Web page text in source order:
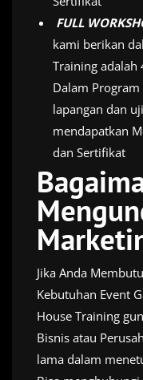
FULL
kami berikan
Training adalah
Dalam
lapangan dan
mendapatkan
dan Sertifikat
Jika Anda
Kebutuhan Event
House Training
Bisnis atau
lama dalam